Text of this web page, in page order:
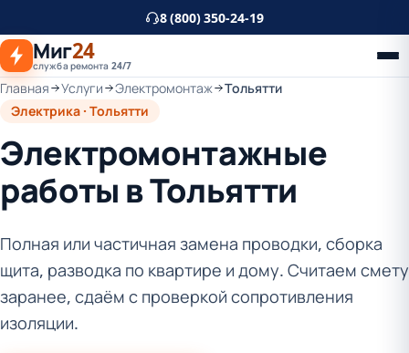
основному
контенту
8 (800) 350-24-19
Миг24
служба ремонта 24/7
Главная Услуги Электромонтаж
Тольятти
Электрика · Тольятти
Электромонтажные
работы в Тольятти
Полная или частичная замена проводки, сборка
щита, разводка по квартире и дому. Считаем смету
заранее, сдаём с проверкой сопротивления
изоляции.